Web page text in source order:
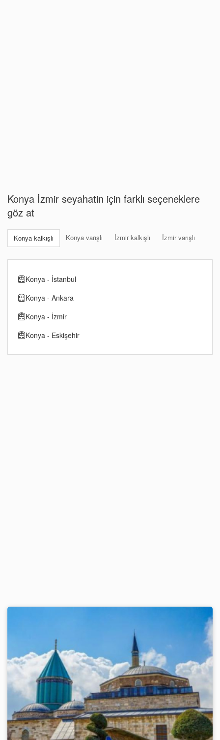
Konya İzmir seyahatin için farklı seçeneklere
göz at
Konya kalkışlı Konya varışlı İzmir kalkışlı İzmir varışlı
Konya - İstanbul
Konya - Ankara
Konya - İzmir
Konya - Eskişehir